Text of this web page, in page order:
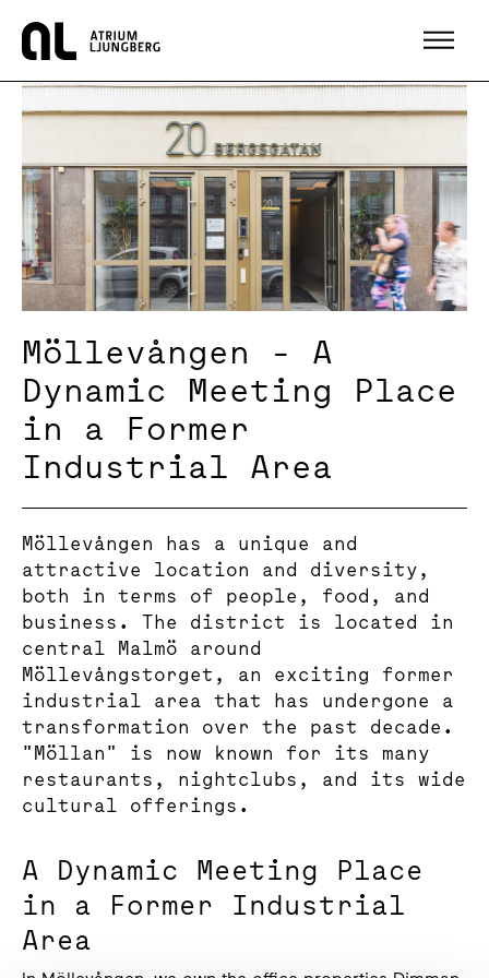
Hem
Möllevången - A
Dynamic Meeting Place
in a Former
Industrial Area
Möllevången has a unique and
attractive location and diversity,
both in terms of people, food, and
business. The district is located in
central Malmö around
Möllevångstorget, an exciting former
industrial area that has undergone a
transformation over the past decade.
"Möllan" is now known for its many
restaurants, nightclubs, and its wide
cultural offerings.
A Dynamic Meeting Place
in a Former Industrial
Area